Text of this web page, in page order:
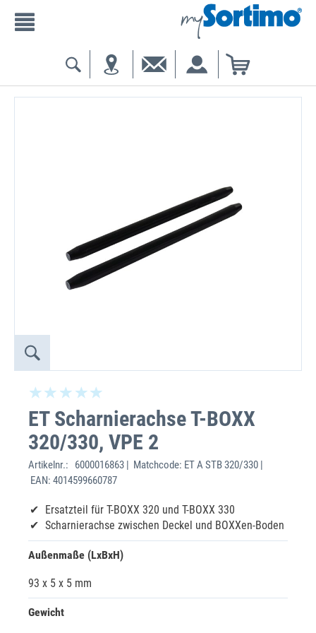
ET Scharnierachse T-BOXX
320/330, VPE 2
Artikelnr.:
6000016863 | Matchcode: ET A STB 320/330 |
EAN: 4014599660787
Ersatzteil für T-BOXX 320 und T-BOXX 330
Scharnierachse zwischen Deckel und BOXXen-Boden
Außenmaße (LxBxH)
93 x 5 x 5 mm
Gewicht